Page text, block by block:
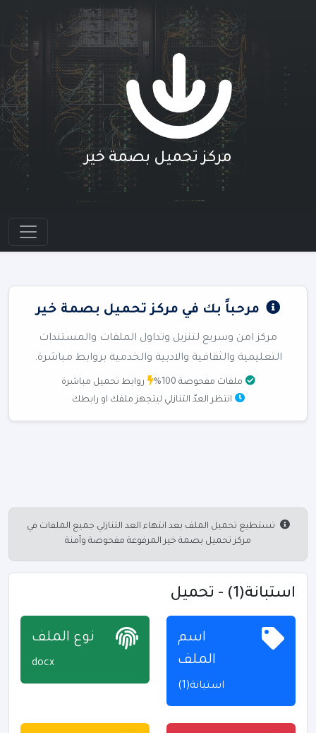
مركز تحميل بصمة خير
مرحباً بك في مركز تحميل بصمة خير
مركز امن وسريع لتنزيل وتداول الملفات والمستندات
التعليمية والثقافية والادبية والخدمية بروابط مباشرة.
ملفات مفحوصة 100%
روابط تحميل مباشرة
انتظر العدّ التنازلي ليتجهز ملفك او رابطك
تستطيع تحميل الملف بعد انتهاء العد التنازلي جميع الملفات في
مركز تحميل بصمة خير المرفوعة مفحوصة وآمنة
استبانة(1) - تحميل
اسم
الملف
استبانة(1)
نوع الملف
docx